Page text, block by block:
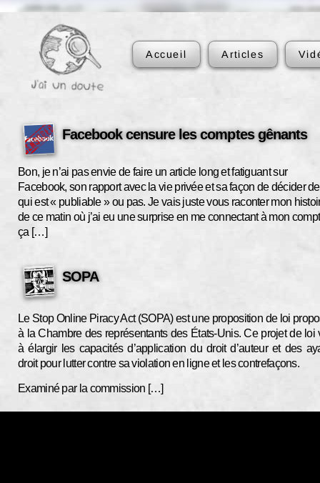
Accueil Articles
Facebook censure les comptes gênants
Bon, je n’ai pas envie de faire un article long et fatiguant sur
Facebook, son rapport avec la vie privée et sa façon de décider
qui est « publiable » ou pas. Je vais juste vous raconter mon
de ce matin où j’ai eu une surprise en me connectant à mon
ça […]
SOPA
Le Stop Online Piracy Act (SOPA) est une proposition de loi
à la Chambre des représentants des États-Unis. Ce projet de loi
à élargir les capacités d’application du droit d’auteur et des
droit pour lutter contre sa violation en ligne et les contrefaçons.
Examiné par la commission […]